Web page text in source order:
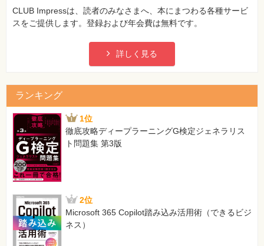
CLUB Impressは、読者のみなさまへ、本にまつわる各種サービ
スをご提供します。登録および年会費は無料です。
詳しく見る
ランキング
1位
徹底攻略ディープラーニングG検定ジェネラリス
ト問題集 第3版
2位
Microsoft 365 Copilot踏み込み活用術（できるビジ
ネス）